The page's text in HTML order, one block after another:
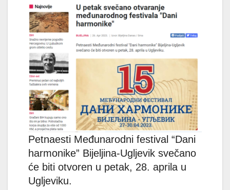
Petnaesti Međunarodni festival “Dani
harmonike” Bijeljina-Ugljevik svečano
će biti otvoren u petak, 28. aprila u
Ugljeviku.